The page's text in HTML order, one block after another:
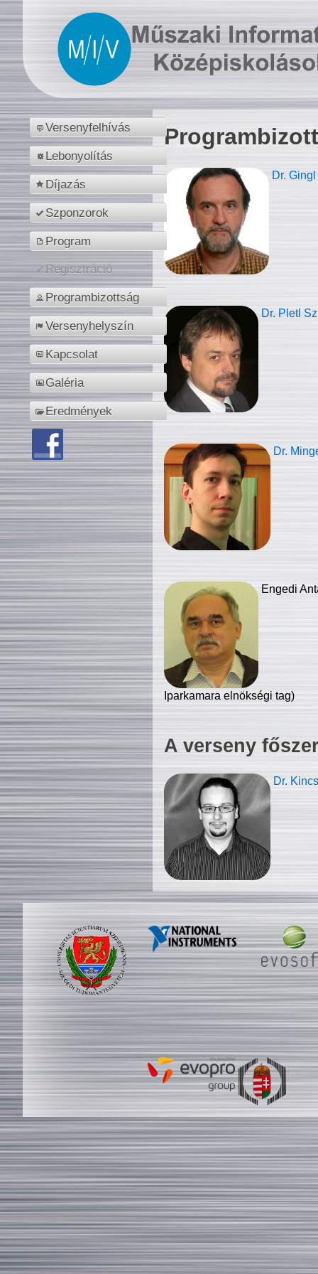
Versenyfelhívás
Lebonyolítás
Díjazás
Szponzorok
Program
Regisztráció
Programbizottság
Versenyhelyszín
Kapcsolat
Galéria
Eredmények
Dr.
Dr. Pletl
Dr.
Engedi
Iparkamara elnökségi tag)
A verseny
Dr.